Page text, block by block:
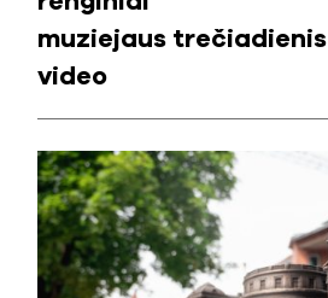
muziejaus trečiadienis
video